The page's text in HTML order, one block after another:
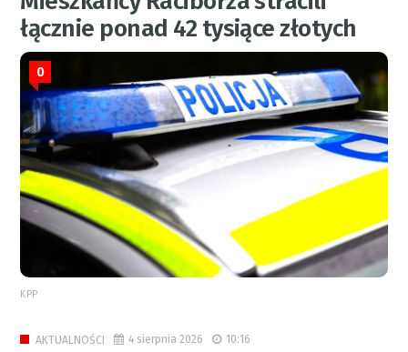
łącznie ponad 42 tysiące złotych
0
KPP
AKTUALNOŚCI 4 sierpnia 2026 10:16